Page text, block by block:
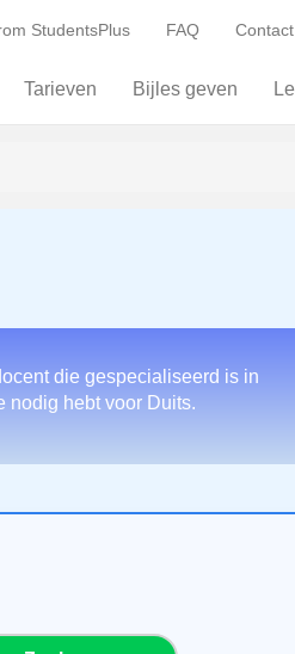
StudentsPlus FAQ Contact
Tarieven Bijles geven
die gespecialiseerd is in
nodig hebt voor Duits.